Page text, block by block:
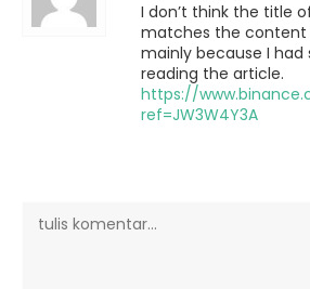
I don’t think the title
matches the content
mainly because I
reading the article.
https://
ref=JW3W4Y3A